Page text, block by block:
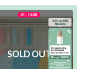
SOLD OUT